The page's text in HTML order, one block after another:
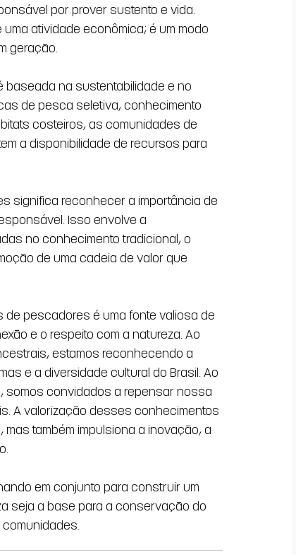
por prover sustento e vida.
atividade econômica; é um modo
geração.
na sustentabilidade e no
de pesca seletiva, conhecimento
costeiros, as comunidades de
a disponibilidade de recursos para
significa reconhecer a importância de
Isso envolve a
no conhecimento tradicional, o
de uma cadeia de valor que
pescadores é uma fonte valiosa de
e o respeito com a natureza. Ao
estamos reconhecendo a
e a diversidade cultural do Brasil. Ao
somos convidados a repensar nossa
A valorização desses conhecimentos
também impulsiona a inovação, a
em conjunto para construir um
seja a base para a conservação do